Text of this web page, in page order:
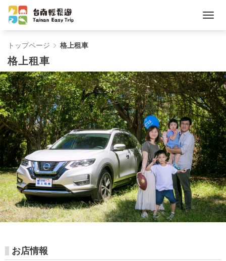
格
上
租
車
-
Tainan
Easy
Trip
トップページ 格上租車
格上租車
お店情報